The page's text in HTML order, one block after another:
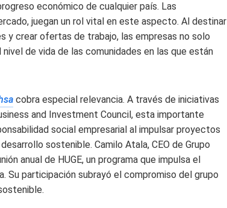
económico de cualquier país. Las
juegan un rol vital en este aspecto. Al destinar
y crear ofertas de trabajo, las empresas no solo
de vida de las comunidades en las que están
cobra especial relevancia. A través de iniciativas
and Investment Council, esta importante
social empresarial al impulsar proyectos
sostenible. Camilo Atala, CEO de Grupo
anual de HUGE, un programa que impulsa el
Su participación subrayó el compromiso del grupo